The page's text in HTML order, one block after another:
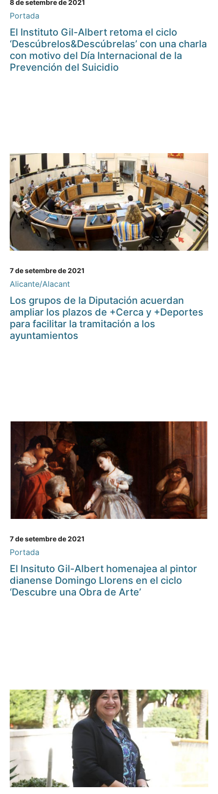
8 de setembre de 2021
Portada
El Instituto Gil-Albert retoma el ciclo
‘Descúbrelos&Descúbrelas’ con una charla
con motivo del Día Internacional de la
Prevención del Suicidio
7 de setembre de 2021
Alicante/Alacant
Los grupos de la Diputación acuerdan
ampliar los plazos de +Cerca y +Deportes
para facilitar la tramitación a los
ayuntamientos
7 de setembre de 2021
Portada
El Insituto Gil-Albert homenajea al pintor
dianense Domingo Llorens en el ciclo
‘Descubre una Obra de Arte’